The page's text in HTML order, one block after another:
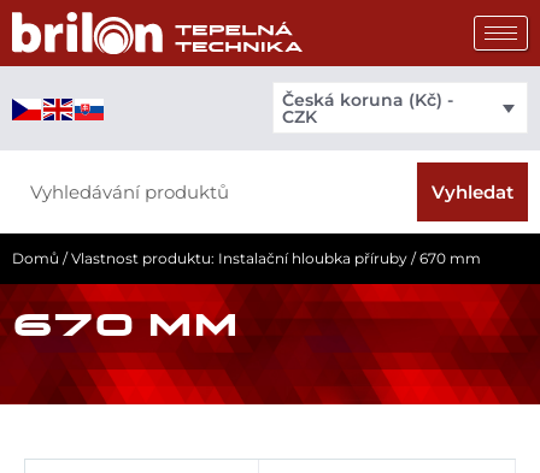
Přeskočit
obsah
Česká koruna (Kč) -
CZK
Vyhledat
Domů / Vlastnost produktu: Instalační hloubka příruby / 670 mm
670 MM